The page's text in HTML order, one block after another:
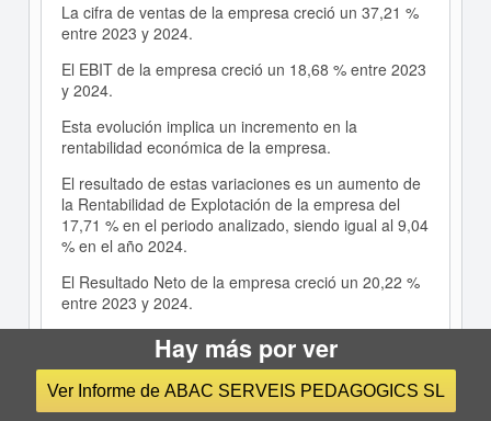
La cifra de ventas de la empresa creció un 37,21 %
entre 2023 y 2024.
El EBIT de la empresa creció un 18,68 % entre 2023
y 2024.
Esta evolución implica un incremento en la
rentabilidad económica de la empresa.
El resultado de estas variaciones es un aumento de
la Rentabilidad de Explotación de la empresa del
17,71 % en el periodo analizado, siendo igual al 9,04
% en el año 2024.
El Resultado Neto de la empresa creció un 20,22 %
entre 2023 y 2024.
La aportación de las actividades de explotación a la
evolución de la Rentabilidad Financiera ha sido
menor que la de las actividades financieras .
Hay más por ver
Ver Informe de ABAC SERVEIS PEDAGOGICS SL